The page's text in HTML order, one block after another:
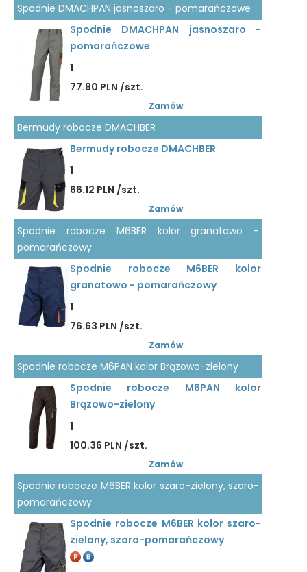
Spodnie DMACHPAN jasnoszaro - pomarańczowe
Spodnie DMACHPAN jasnoszaro -
pomarańczowe
1
77.80 PLN /szt.
Zamów
Bermudy robocze DMACHBER
Bermudy robocze DMACHBER
1
66.12 PLN /szt.
Zamów
Spodnie robocze M6BER kolor granatowo -
pomarańczowy
Spodnie robocze M6BER kolor
granatowo - pomarańczowy
1
76.63 PLN /szt.
Zamów
Spodnie robocze M6PAN kolor Brązowo-zielony
Spodnie robocze M6PAN kolor
Brązowo-zielony
1
100.36 PLN /szt.
Zamów
Spodnie robocze M6BER kolor szaro-zielony, szaro-
pomarańczowy
Spodnie robocze M6BER kolor szaro-
zielony, szaro-pomarańczowy